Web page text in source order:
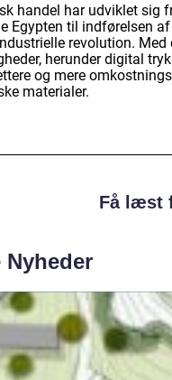
handel har udviklet sig
Egypten til indførelsen
revolution.
herunder digital
og mere
materialer.
Få læst
Nyheder